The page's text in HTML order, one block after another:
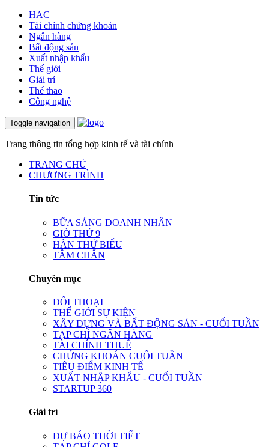
HAC
Tài chính chứng khoán
Ngân hàng
Bất động sản
Xuất nhập khẩu
Thế giới
Giải trí
Thể thao
Công nghệ
Toggle navigation
Trang thông tin tổng hợp kinh tế và tài chính
TRANG CHỦ
CHƯƠNG TRÌNH
Tin tức
BỮA SÁNG DOANH NHÂN
GIỜ THỨ 9
HÀN THỬ BIỂU
TÂM CHẤN
Chuyên mục
ĐỐI THOẠI
THẾ GIỚI SỰ KIỆN
XÂY DỰNG VÀ BẤT ĐỘNG SẢN - CUỐI TUẦN
TẠP CHÍ NGÂN HÀNG
TÀI CHÍNH THUẾ
CHỨNG KHOÁN CUỐI TUẦN
TIÊU ĐIỂM KINH TẾ
XUẤT NHẬP KHẨU - CUỐI TUẦN
STARTUP 360
Giải trí
DỰ BÁO THỜI TIẾT